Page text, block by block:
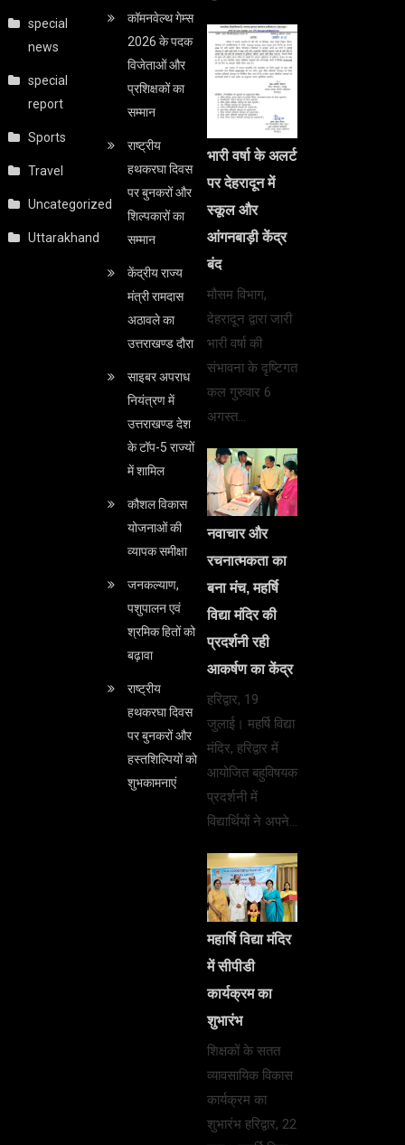
special
news
special
report
Sports
Travel
Uncategorized
Uttarakhand
कॉमनवेल्थ गेम्स
2026 के पदक
विजेताओं और
प्रशिक्षकों का
सम्मान
राष्ट्रीय
हथकरघा दिवस
पर बुनकरों और
शिल्पकारों का
सम्मान
केंद्रीय राज्य
मंत्री रामदास
अठावले का
उत्तराखण्ड दौरा
साइबर अपराध
नियंत्रण में
उत्तराखण्ड देश
के टॉप-5 राज्यों
में शामिल
कौशल विकास
योजनाओं की
व्यापक समीक्षा
जनकल्याण,
पशुपालन एवं
श्रमिक हितों को
बढ़ावा
राष्ट्रीय
हथकरघा दिवस
पर बुनकरों और
हस्तशिल्पियों को
शुभकामनाएं
भारी वर्षा के अलर्ट
पर देहरादून में
स्कूल और
आंगनबाड़ी केंद्र
बंद
मौसम विभाग,
देहरादून द्वारा जारी
भारी वर्षा की
संभावना के दृष्टिगत
कल गुरुवार 6
अगस्त…
नवाचार और
रचनात्मकता का
बना मंच, महर्षि
विद्या मंदिर की
प्रदर्शनी रही
आकर्षण का केंद्र
हरिद्वार, 19
जुलाई। महर्षि विद्या
मंदिर, हरिद्वार में
आयोजित बहुविषयक
प्रदर्शनी में
विद्यार्थियों ने अपने…
महार्षि विद्या मंदिर
में सीपीडी
कार्यक्रम का
शुभारंभ
शिक्षकों के सतत
व्यावसायिक विकास
कार्यक्रम का
शुभारंभ हरिद्वार, 22